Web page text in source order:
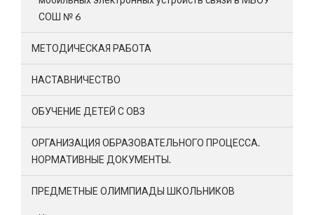
СОШ № 6
МЕТОДИЧЕСКАЯ РАБОТА
НАСТАВНИЧЕСТВО
ОБУЧЕНИЕ ДЕТЕЙ С ОВЗ
ОРГАНИЗАЦИЯ ОБРАЗОВАТЕЛЬНОГО ПРОЦЕССА.
НОРМАТИВНЫЕ ДОКУМЕНТЫ.
ПРЕДМЕТНЫЕ ОЛИМПИАДЫ ШКОЛЬНИКОВ